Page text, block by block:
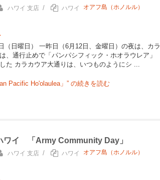
ハワイ 支店 / ハワイ オアフ島（ホノルル）
（日曜日） 一昨日（6月12日、金曜日）の夜は、カラ
、通行止めで「パンパシフィック・ホオラウレア」
た カラカウア大通りは、いつものようにシ ...
Pacific Ho'olaulea」” の続きを読む
ワイ 「Army Community Day」
ハワイ 支店 / ハワイ オアフ島（ホノルル）